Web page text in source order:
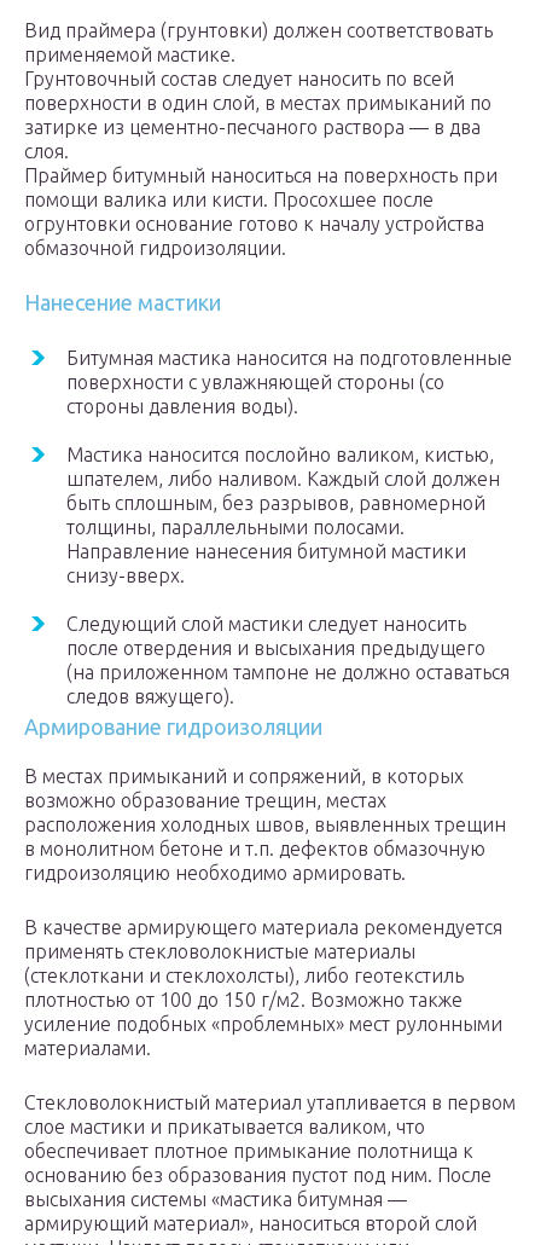
Вид праймера (грунтовки) должен соответствовать
применяемой мастике.
Грунтовочный состав следует наносить по всей
поверхности в один слой, в местах примыканий по
затирке из цементно-песчаного раствора — в два
слоя.
Праймер битумный наноситься на поверхность при
помощи валика или кисти. Просохшее после
огрунтовки основание готово к началу устройства
обмазочной гидроизоляции.
Нанесение мастики
Битумная мастика наносится на подготовленные
поверхности с увлажняющей стороны (со
стороны давления воды).
Мастика наносится послойно валиком, кистью,
шпателем, либо наливом. Каждый слой должен
быть сплошным, без разрывов, равномерной
толщины, параллельными полосами.
Направление нанесения битумной мастики
снизу-вверх.
Следующий слой мастики следует наносить
после отвердения и высыхания предыдущего
(на приложенном тампоне не должно оставаться
следов вяжущего).
Армирование гидроизоляции
В местах примыканий и сопряжений, в которых
возможно образование трещин, местах
расположения холодных швов, выявленных трещин
в монолитном бетоне и т.п. дефектов обмазочную
гидроизоляцию необходимо армировать.
В качестве армирующего материала рекомендуется
применять стекловолокнистые материалы
(стеклоткани и стеклохолсты), либо геотекстиль
плотностью от 100 до 150 г/м2. Возможно также
усиление подобных «проблемных» мест рулонными
материалами.
Стекловолокнистый материал утапливается в первом
слое мастики и прикатывается валиком, что
обеспечивает плотное примыкание полотнища к
основанию без образования пустот под ним. После
высыхания системы «мастика битумная —
армирующий материал», наноситься второй слой